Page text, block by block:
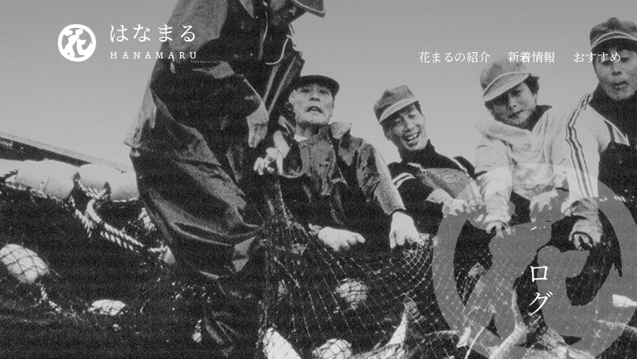
はなまる
HANAMARU 花まるの紹介 新着情報 おすすめ
ブログ